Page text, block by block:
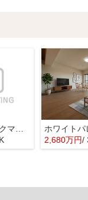
2,680万円/